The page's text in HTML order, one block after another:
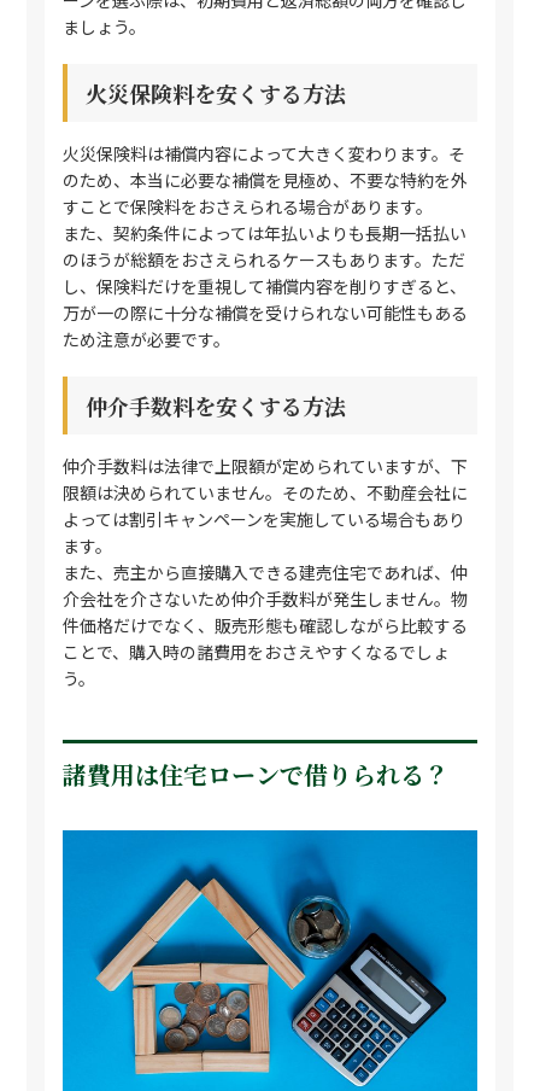
ましょう。
火災保険料を安くする方法
火災保険料は補償内容によって大きく変わります。そ
のため、本当に必要な補償を見極め、不要な特約を外
すことで保険料をおさえられる場合があります。
また、契約条件によっては年払いよりも長期一括払い
のほうが総額をおさえられるケースもあります。ただ
し、保険料だけを重視して補償内容を削りすぎると、
万が一の際に十分な補償を受けられない可能性もある
ため注意が必要です。
仲介手数料を安くする方法
仲介手数料は法律で上限額が定められていますが、下
限額は決められていません。そのため、不動産会社に
よっては割引キャンペーンを実施している場合もあり
ます。
また、売主から直接購入できる建売住宅であれば、仲
介会社を介さないため仲介手数料が発生しません。物
件価格だけでなく、販売形態も確認しながら比較する
ことで、購入時の諸費用をおさえやすくなるでしょ
う。
諸費用は住宅ローンで借りられる？